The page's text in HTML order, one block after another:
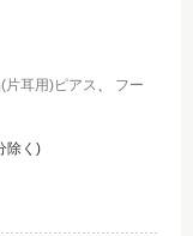
片耳用)ピアス、 フー
除く)